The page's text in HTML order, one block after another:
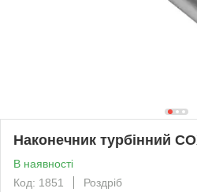
Наконечник турбінний
В наявності
Код: 1851
Роздріб